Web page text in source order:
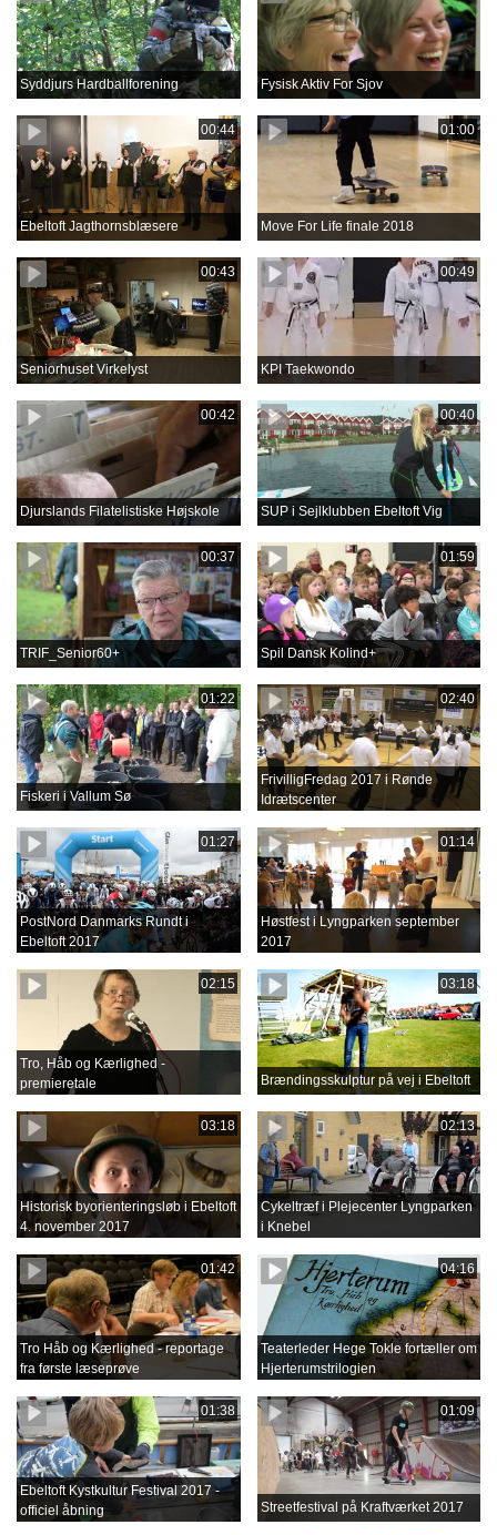
Syddjurs Hardballforening Fysisk Aktiv For Sjov
00:44
Ebeltoft Jagthornsblæsere
01:00
Move For Life finale 2018
00:43
Seniorhuset Virkelyst
00:49
KPI Taekwondo
00:42
Djurslands Filatelistiske Højskole
00:40
SUP i Sejlklubben Ebeltoft Vig
00:37
TRIF_Senior60+
01:59
Spil Dansk Kolind+
01:22
Fiskeri i Vallum Sø
02:40
FrivilligFredag 2017 i Rønde
Idrætscenter
01:27
PostNord Danmarks Rundt i
Ebeltoft 2017
01:14
Høstfest i Lyngparken september
2017
02:15
Tro, Håb og Kærlighed -
premieretale
03:18
Brændingsskulptur på vej i Ebeltoft
03:18
Historisk byorienteringsløb i Ebeltoft
4. november 2017
02:13
Cykeltræf i Plejecenter Lyngparken
i Knebel
01:42
Tro Håb og Kærlighed - reportage
fra første læseprøve
04:16
Teaterleder Hege Tokle fortæller om
Hjerterumstrilogien
01:38
Ebeltoft Kystkultur Festival 2017 -
officiel åbning
01:09
Streetfestival på Kraftværket 2017